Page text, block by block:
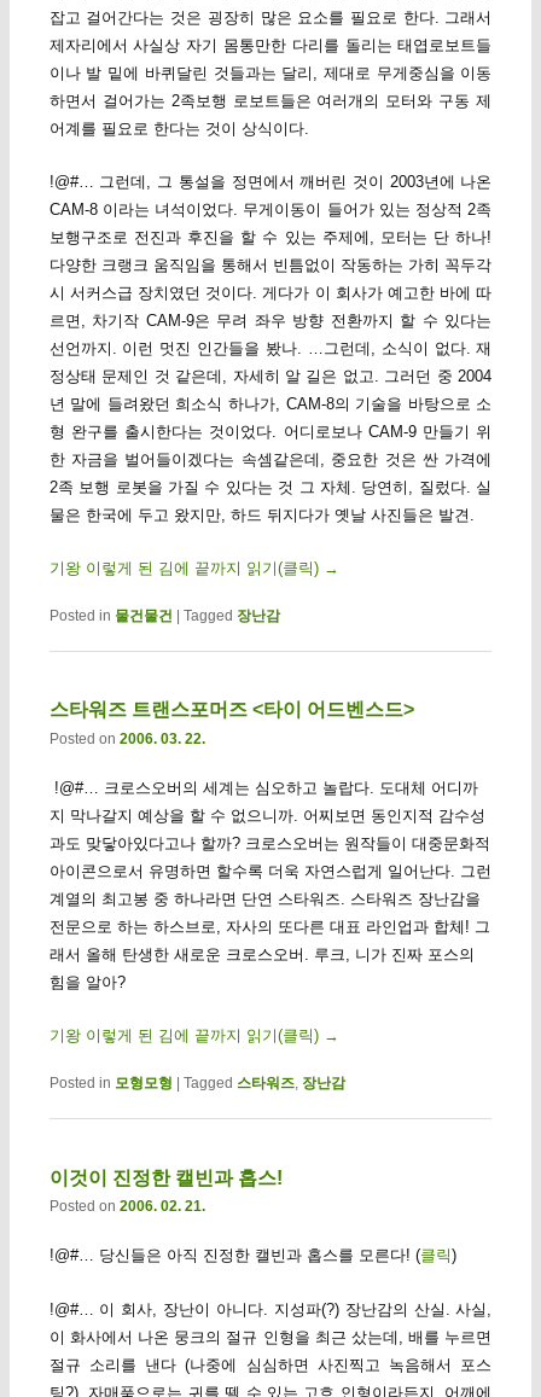
잡고 걸어간다는 것은 굉장히 많은 요소를 필요로 한다. 그래서
제자리에서 사실상 자기 몸통만한 다리를 돌리는 태엽로보트들
이나 발 밑에 바퀴달린 것들과는 달리, 제대로 무게중심을 이동
하면서 걸어가는 2족보행 로보트들은 여러개의 모터와 구동 제
어계를 필요로 한다는 것이 상식이다.
!@#… 그런데, 그 통설을 정면에서 깨버린 것이 2003년에 나온
CAM-8 이라는 녀석이었다. 무게이동이 들어가 있는 정상적 2족
보행구조로 전진과 후진을 할 수 있는 주제에, 모터는 단 하나!
다양한 크랭크 움직임을 통해서 빈틈없이 작동하는 가히 꼭두각
시 서커스급 장치였던 것이다. 게다가 이 회사가 예고한 바에 따
르면, 차기작 CAM-9은 무려 좌우 방향 전환까지 할 수 있다는
선언까지. 이런 멋진 인간들을 봤나. …그런데, 소식이 없다. 재
정상태 문제인 것 같은데, 자세히 알 길은 없고. 그러던 중 2004
년 말에 들려왔던 희소식 하나가, CAM-8의 기술을 바탕으로 소
형 완구를 출시한다는 것이었다. 어디로보나 CAM-9 만들기 위
한 자금을 벌어들이겠다는 속셈같은데, 중요한 것은 싼 가격에
2족 보행 로봇을 가질 수 있다는 것 그 자체. 당연히, 질렀다. 실
물은 한국에 두고 왔지만, 하드 뒤지다가 옛날 사진들은 발견.
기왕 이렇게 된 김에 끝까지 읽기(클릭) →
Posted in 물건물건 | Tagged 장난감
스타워즈 트랜스포머즈 <타이 어드벤스드>
Posted on 2006. 03. 22.
!@#… 크로스오버의 세계는 심오하고 놀랍다. 도대체 어디까
지 막나갈지 예상을 할 수 없으니까. 어찌보면 동인지적 감수성
과도 맞닿아있다고나 할까? 크로스오버는 원작들이 대중문화적
아이콘으로서 유명하면 할수록 더욱 자연스럽게 일어난다. 그런
계열의 최고봉 중 하나라면 단연 스타워즈. 스타워즈 장난감을
전문으로 하는 하스브로, 자사의 또다른 대표 라인업과 합체! 그
래서 올해 탄생한 새로운 크로스오버. 루크, 니가 진짜 포스의
힘을 알아?
기왕 이렇게 된 김에 끝까지 읽기(클릭) →
Posted in 모형모형 Tagged 스타워즈, 장난감
이것이 진정한 캘빈과 홉스!
Posted on 2006. 02. 21.
!@#… 당신들은 아직 진정한 캘빈과 홉스를 모른다! (클릭)
!@#… 이 회사, 장난이 아니다. 지성파(?) 장난감의 산실. 사실,
이 화사에서 나온 뭉크의 절규 인형을 최근 샀는데, 배를 누르면
절규 소리를 낸다 (나중에 심심하면 사진찍고 녹음해서 포스
팅?). 자매품으로는 귀를 뗄 수 있는 고흐 인형이라든지, 어깨에